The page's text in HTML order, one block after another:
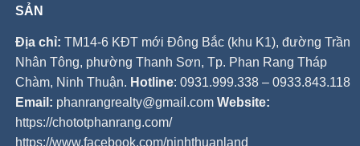
SẢN
Địa chỉ: TM14-6 KĐT mới Đông Bắc (khu K1), đường Trần
Nhân Tông, phường Thanh Sơn, Tp. Phan Rang Tháp
Chàm, Ninh Thuận. Hotline: 0931.999.338 – 0933.843.118
Email: phanrangrealty@gmail.com Website:
https://chototphanrang.com/
https://www.facebook.com/ninhthuanland